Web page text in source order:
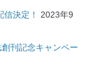
決定！
2023年9
刊記念キャンペー